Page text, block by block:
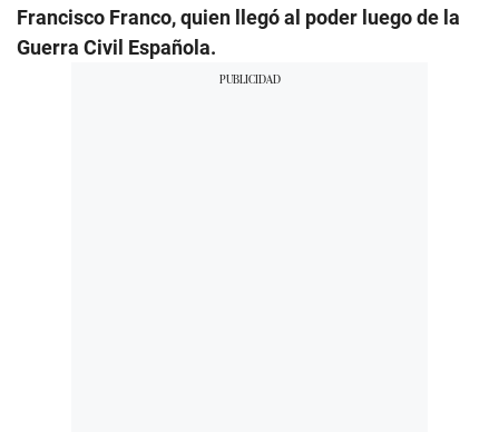
Francisco Franco, quien llegó al poder luego de la
Guerra Civil Española.